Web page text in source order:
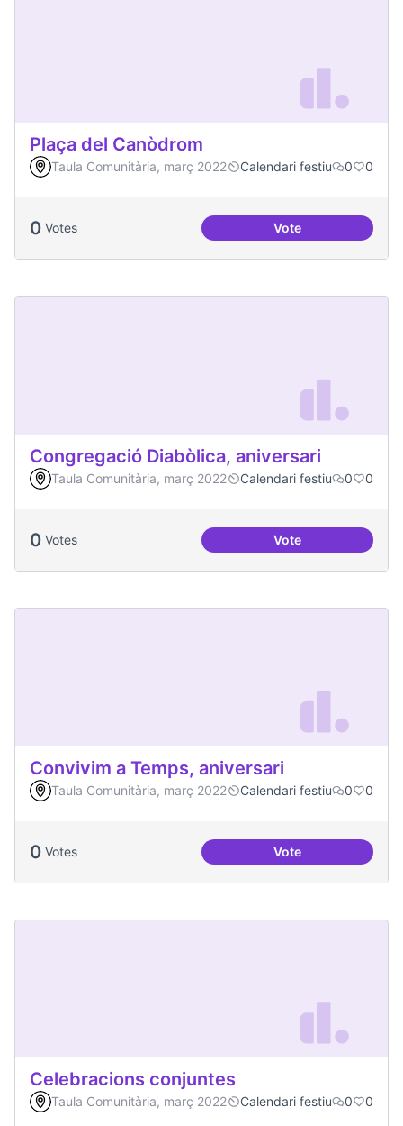
Plaça del Canòdrom
Taula Comunitària, març 2022 Calendari festiu 0 0
0 Votes VotePlaça del
Congregació Diabòlica, aniversari
Taula Comunitària, març 2022 Calendari festiu 0 0
0 Votes VoteCongregació
Convivim a Temps, aniversari
Taula Comunitària, març 2022 Calendari festiu 0 0
0 Votes VoteConvivim a
Celebracions conjuntes
Taula Comunitària, març 2022 Calendari festiu 0 0